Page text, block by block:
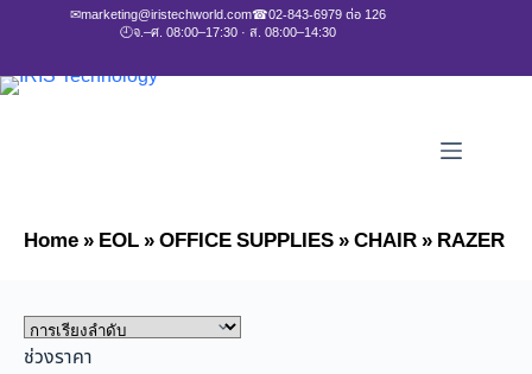
✉marketing@iristechworld.com☎02-843-6979 ต่อ 126
🕘จ.–ศ. 08:00–17:30 · ส. 08:00–14:30
Home»EOL»OFFICE SUPPLIES»CHAIR»RAZER
ช่วงราคา